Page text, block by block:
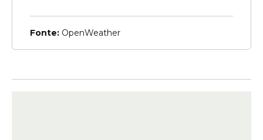
Fonte: OpenWeather